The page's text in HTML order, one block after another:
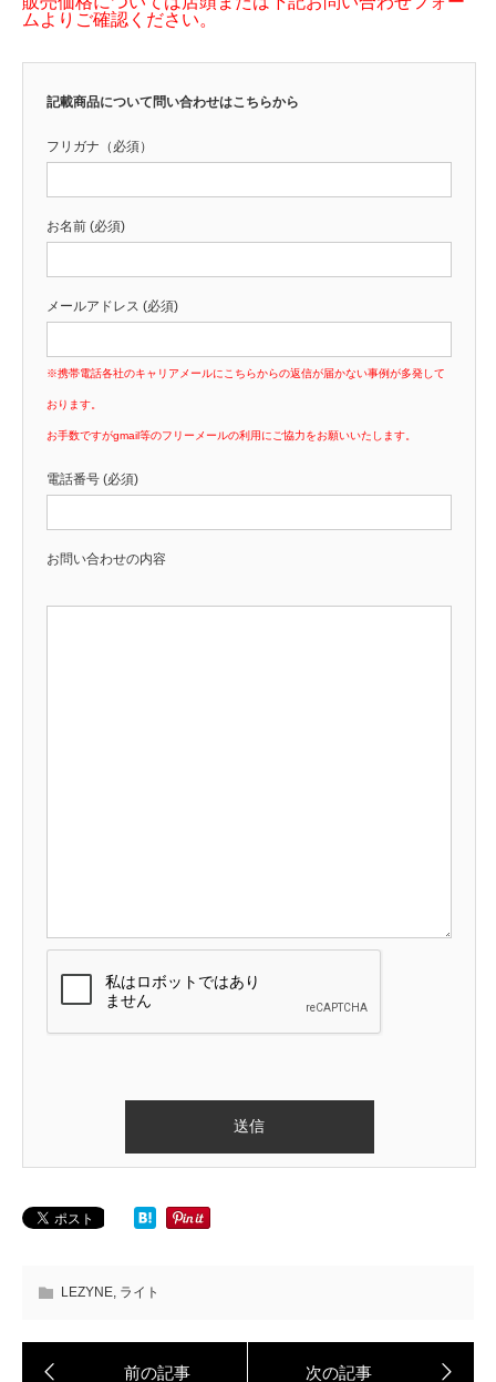
ムよりご確認ください。
記載商品について問い合わせはこちらから
フリガナ（必須）
お名前 (必須)
メールアドレス (必須)
※携帯電話各社のキャリアメールにこちらからの返信が届かない事例が多発して
おります。
お手数ですがgmail等のフリーメールの利用にご協力をお願いいたします。
電話番号 (必須)
お問い合わせの内容
LEZYNE ライト